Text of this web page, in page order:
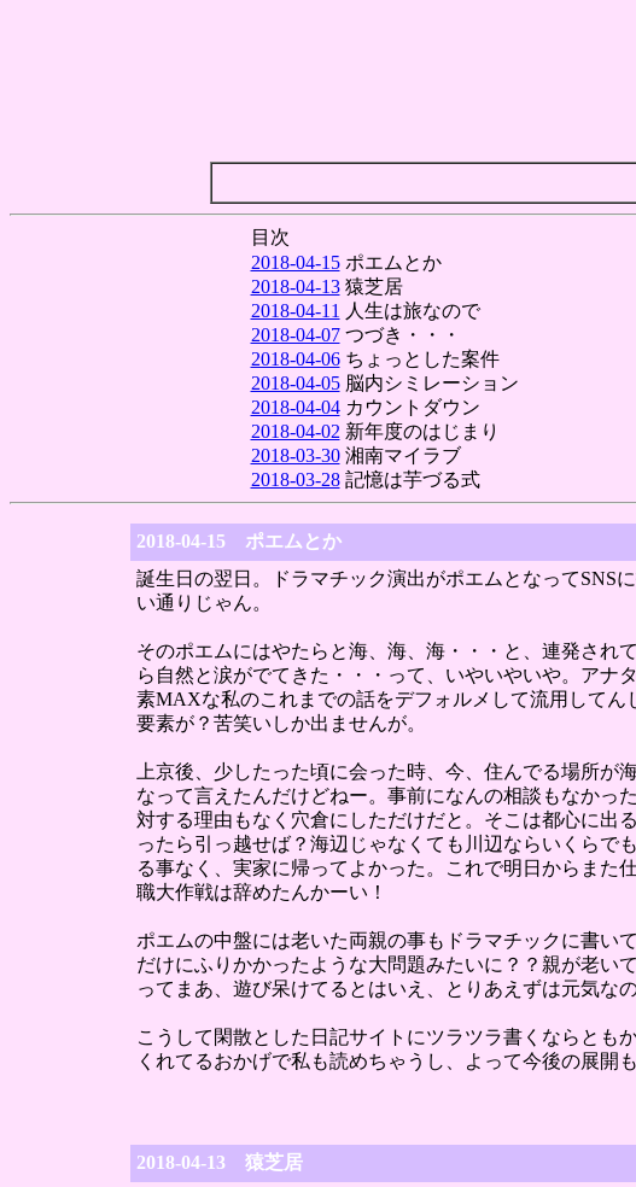
目次
2018-04-15ポエムとか
2018-04-13猿芝居
2018-04-11 人生は旅なので
2018-04-07つづき・・・
2018-04-06ちょっとした案件
2018-04-05脳内シミレーション
2018-04-04カウントダウン
2018-04-02 新年度のはじまり
2018-03-30湘南マイラブ
2018-03-28記憶は芋づる式
2018-04-15 ポエムとか
誕生日の翌日。ドラマチック演出がポエムとなってSNS
い通りじゃん。
そのポエムにはやたらと海、海、海・・・と、連発され
ら自然と涙がでてきた・・・って、いやいやいや。アナ
素MAXな私のこれまでの話をデフォルメして流用して
要素が？苦笑いしか出ませんが。
上京後、少したった頃に会った時、今、住んでる場所
なって言えたんだけどねー。事前になんの相談もなかっ
対する理由もなく穴倉にしただけだと。そこは都心に出
ったら引っ越せば？海辺じゃなくても川辺ならいくら
る事なく、実家に帰ってよかった。これで明日からまた
職大作戦は辞めたんかーい！
ポエムの中盤には老いた両親の事もドラマチックに書い
だけにふりかかったような大問題みたいに？？親が老い
ってまあ、遊び呆けてるとはいえ、とりあえずは元気な
こうして閑散とした日記サイトにツラツラ書くならとも
くれてるおかげで私も読めちゃうし、よって今後の展開
2018-04-13 猿芝居